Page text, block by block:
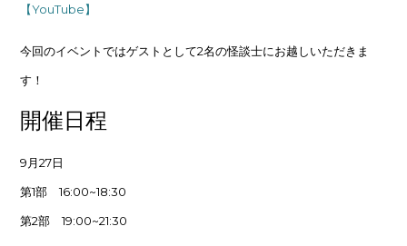
【YouTube】
今回のイベントではゲストとして2名の怪談士にお越しいただきま
す！
開催日程
9月27日
第1部 16:00~18:30
第2部 19:00~21:30